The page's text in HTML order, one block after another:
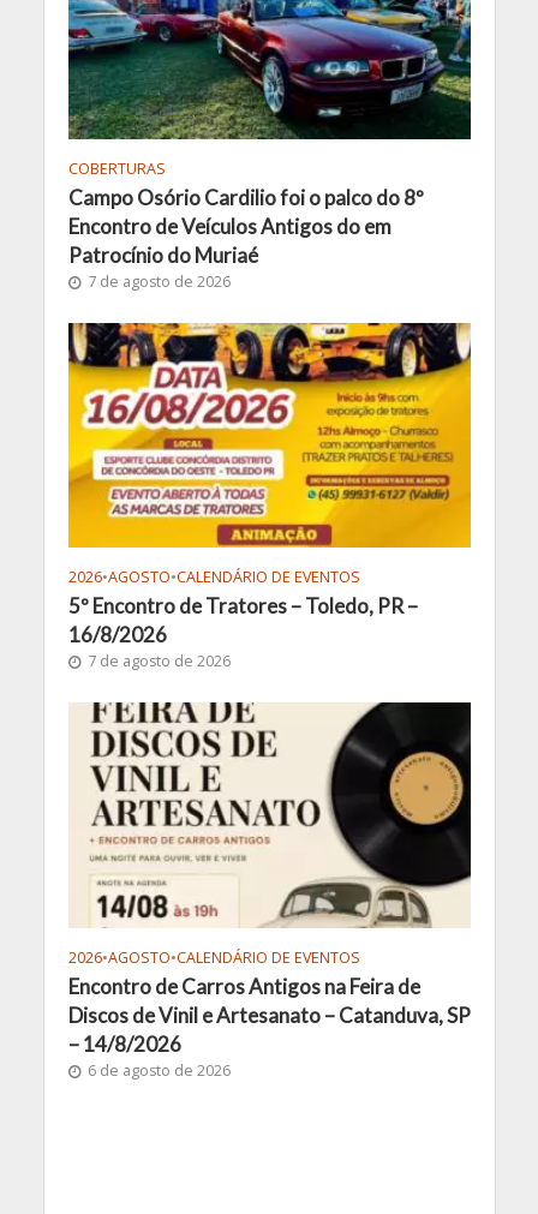
COBERTURAS
Campo Osório Cardilio foi o palco do 8º
Encontro de Veículos Antigos do em
Patrocínio do Muriaé
7 de agosto de 2026
2026•AGOSTO•CALENDÁRIO DE EVENTOS
5º Encontro de Tratores – Toledo, PR –
16/8/2026
7 de agosto de 2026
2026•AGOSTO•CALENDÁRIO DE EVENTOS
Encontro de Carros Antigos na Feira de
Discos de Vinil e Artesanato – Catanduva, SP
– 14/8/2026
6 de agosto de 2026